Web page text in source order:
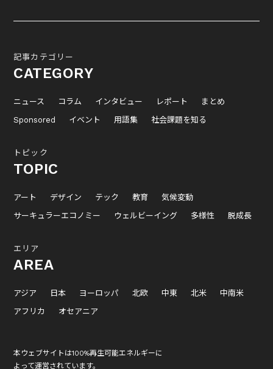
記事カテゴリー
CATEGORY
ニュース コラム インタビュー レポート
まとめ
Sponsored
イベント 用語集 社会課題を知る
トピック
TOPIC
アート デザイン テック 教育
気候変動
サーキュラーエコノミー
ウェルビーイング 多様性 脱成長
エリア
AREA
アジア 日本 ヨーロッパ 北欧 中東 北米
中南米
アフリカ
オセアニア
本ウェブサイトは100%再生可能エネルギーに
よって運営されています。